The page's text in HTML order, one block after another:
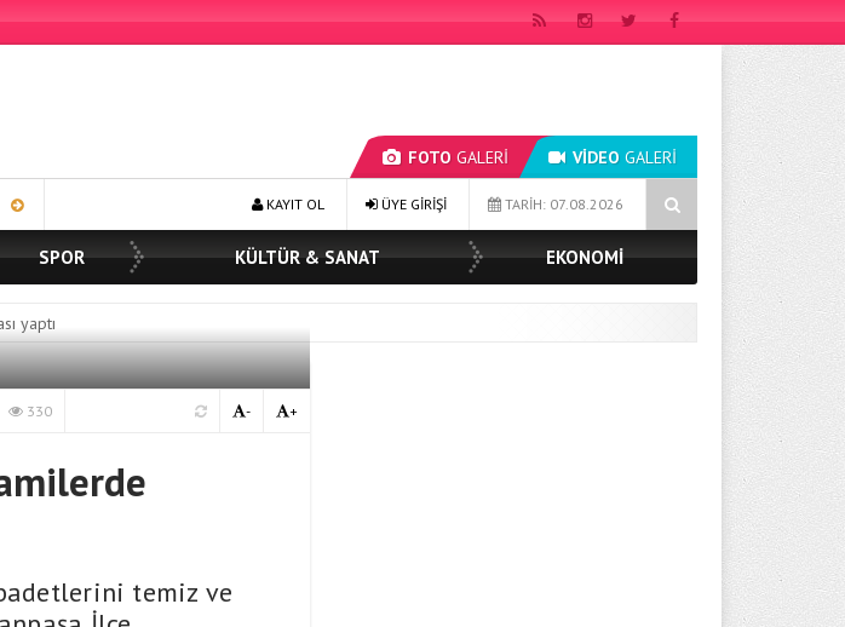
FOTO GALERİ VİDEO GALERİ
BİNLERCE YÜZE GÜLÜMSEME BAŞKAN MÜGE YILDIZ TOPAK: ‘SOSYAL BELEDİYECİLİKTE HİÇBİR
TARİH: 07.08.2026
ÜYE GİRİŞİ
KAYIT OL
SPOR KÜLTÜR & SANAT EKONOMİ
yaptı
330 +
-
temiz ve